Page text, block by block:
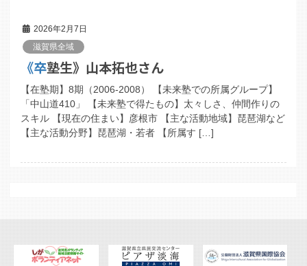
2026年2月7日
滋賀県全域
《卒塾生》山本拓也さん
【在塾期】8期（2006-2008） 【未来塾での所属グループ】
「中山道410」 【未来塾で得たもの】太々しさ、仲間作りの
スキル 【現在の住まい】彦根市 【主な活動地域】琵琶湖など
【主な活動分野】琵琶湖・若者 【所属す […]